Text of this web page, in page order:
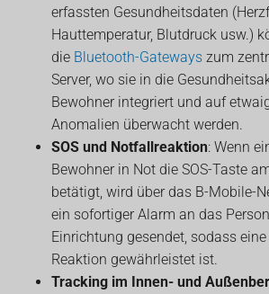
erfassten Gesundheitsdaten
Hauttemperatur, Blutdruck usw.)
die Bluetooth-Gateways zum
Server, wo sie in die
Bewohner integriert und auf
Anomalien überwacht werden.
SOS und Notfallreaktion: Wenn
Bewohner in Not die SOS-Taste
betätigt, wird über das B-Mobile-
ein sofortiger Alarm an das
Einrichtung gesendet, sodass
Reaktion gewährleistet ist.
Tracking im Innen- und